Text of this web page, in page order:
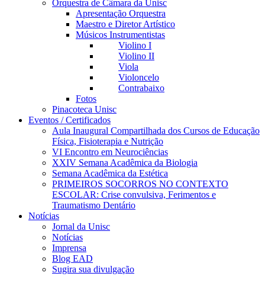
Orquestra de Câmara da Unisc
Apresentação Orquestra
Maestro e Diretor Artístico
Músicos Instrumentistas
Violino I
Violino II
Viola
Violoncelo
Contrabaixo
Fotos
Pinacoteca Unisc
Eventos / Certificados
Aula Inaugural Compartilhada dos Cursos de Educação
Física, Fisioterapia e Nutrição
VI Encontro em Neurociências
XXIV Semana Acadêmica da Biologia
Semana Acadêmica da Estética
PRIMEIROS SOCORROS NO CONTEXTO
ESCOLAR: Crise convulsiva, Ferimentos e
Traumatismo Dentário
Notícias
Jornal da Unisc
Notícias
Imprensa
Blog EAD
Sugira sua divulgação